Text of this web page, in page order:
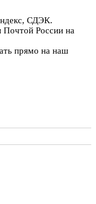
СДЭК.
России на
прямо на наш